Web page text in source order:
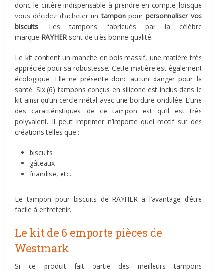
donc le critère indispensable à prendre en compte lorsque
vous décidez d’acheter un tamponpourpersonnaliser vos
biscuits. Les tampons fabriqués par la célèbre
marque RAYHER sont de très bonne qualité.
Le kit contient un manche en bois massif, une matière très
appréciée pour sa robustesse. Cette matière est également
écologique. Elle ne présente donc aucun danger pour la
santé. Six (6) tampons conçus en silicone est inclus dans le
kit ainsi qu’un cercle métal avec une bordure ondulée. L’une
des caractéristiques de ce tampon est qu’il est très
polyvalent. Il peut imprimer n’importe quel motif sur des
créations telles que :
biscuits
gâteaux
friandise, etc.
Le tampon pour biscuits de RAYHER a l’avantage d’être
facile à entretenir.
Le kit de 6 emporte pièces de
Westmark
Si ce produit fait partie des meilleurs tampons